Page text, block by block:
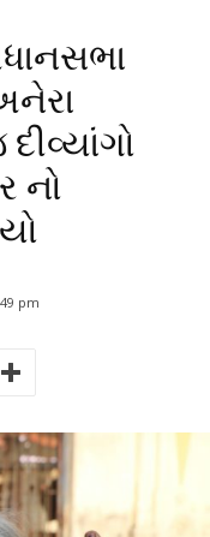
નો
pm